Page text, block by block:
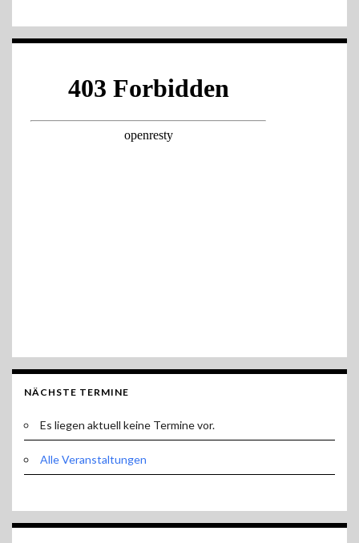
NÄCHSTE TERMINE
Es liegen aktuell keine Termine vor.
Alle Veranstaltungen